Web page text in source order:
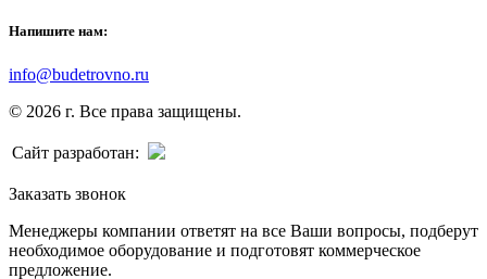
Напишите нам:
info@budetrovno.ru
© 2026 г. Все права защищены.
Сайт разработан:
Заказать звонок
Менеджеры компании ответят на все Ваши вопросы, подберут
необходимое оборудование и подготовят коммерческое
предложение.